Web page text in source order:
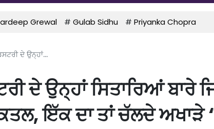
Grewal # Gulab Sidhu # Priyanka Chopra
ਦੇ ਉਨ੍ਹਾਂ...
ਦੇ ਉਨ੍ਹਾਂ ਸਿਤਾਰਿਆਂ ਬਾਰੇ
ਇੱਕ ਦਾ ਤਾਂ ਚੱਲਦੇ ਅਖਾੜੇ